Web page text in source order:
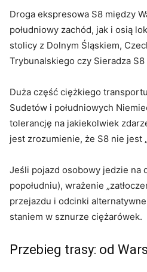
Droga ekspresowa S8 między
południowy zachód, jak i osią
stolicy z Dolnym Śląskiem,
Trybunalskiego czy Sieradza
Duża część ciężkiego
Sudetów i południowych
tolerancję na jakiekolwiek
jest zrozumienie, że S8 nie jest
Jeśli pojazd osobowy jedzie na
popołudniu), wrażenie
przejazdu i odcinki
staniem w sznurze ciężarówek.
Przebieg trasy: od